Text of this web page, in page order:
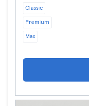
Classic
Premium
Max